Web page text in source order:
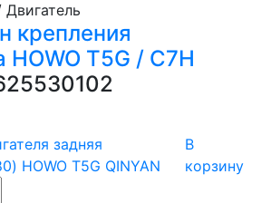
Двигатель
крепления
HOWO T5G / C7H
В
корзину